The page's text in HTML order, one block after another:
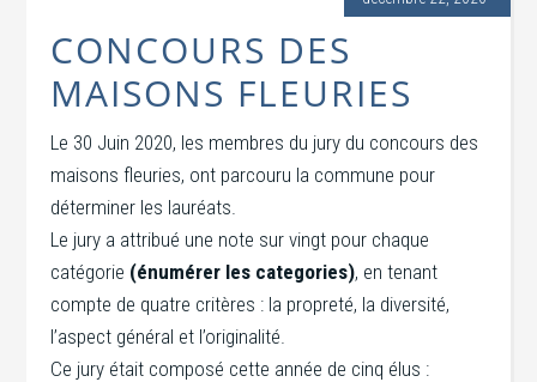
CONCOURS DES
MAISONS FLEURIES
Le 30 Juin 2020, les membres du jury du concours des
maisons fleuries, ont parcouru la commune pour
déterminer les lauréats.
Le jury a attribué une note sur vingt pour chaque
catégorie (énumérer les categories), en tenant
compte de quatre critères : la propreté, la diversité,
l’aspect général et l’originalité.
Ce jury était composé cette année de cinq élus :